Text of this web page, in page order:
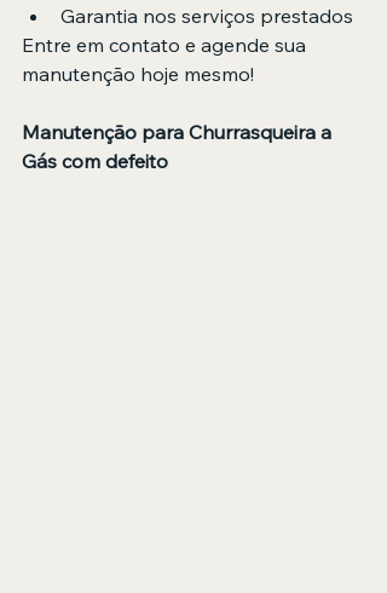
Garantia nos serviços prestados
Entre em contato e agende sua
manutenção hoje mesmo!
Manutenção para Churrasqueira a
Gás com defeito